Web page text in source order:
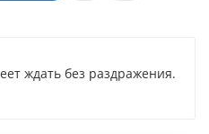
ждать без раздражения.